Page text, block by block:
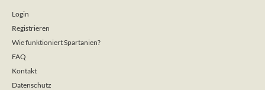
Login
Registrieren
Wie funktioniert Spartanien?
FAQ
Kontakt
Datenschutz